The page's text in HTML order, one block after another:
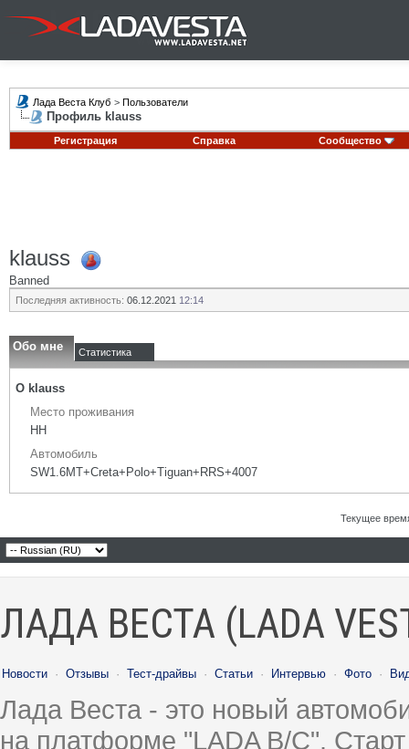
Лада Веста Клуб > Пользователи
Профиль klauss
Регистрация Справка Сообщество
klauss
Banned
Последняя активность: 06.12.2021 12:14
Обо мне Статистика
О klauss
Место проживания
НН
Автомобиль
SW1.6МТ+Creta+Polo+Tiguan+RRS+4007
Текущее
ЛАДА ВЕСТА (LADA
Новости · Отзывы · Тест-драйвы · Статьи · Интервью · Фото ·
Лада Веста - это новый
на платформе "LADA B/C".